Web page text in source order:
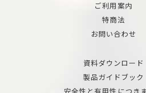
ご利用案内
特商法
お問い合わせ
資料ダウンロード
製品ガイドブック